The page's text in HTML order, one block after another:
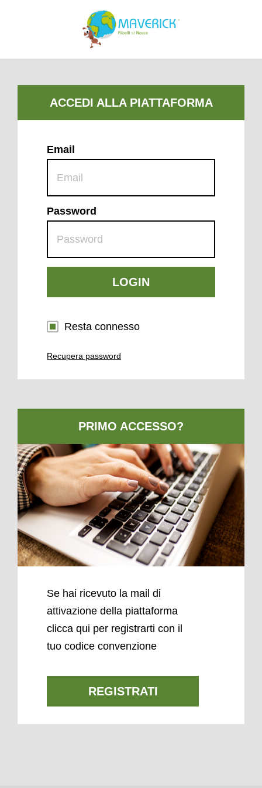
Email
Password
LOGIN
Resta connesso
Recupera password
Se hai ricevuto la mail di
attivazione della piattaforma
clicca qui per registrarti con il
tuo codice convenzione
REGISTRATI